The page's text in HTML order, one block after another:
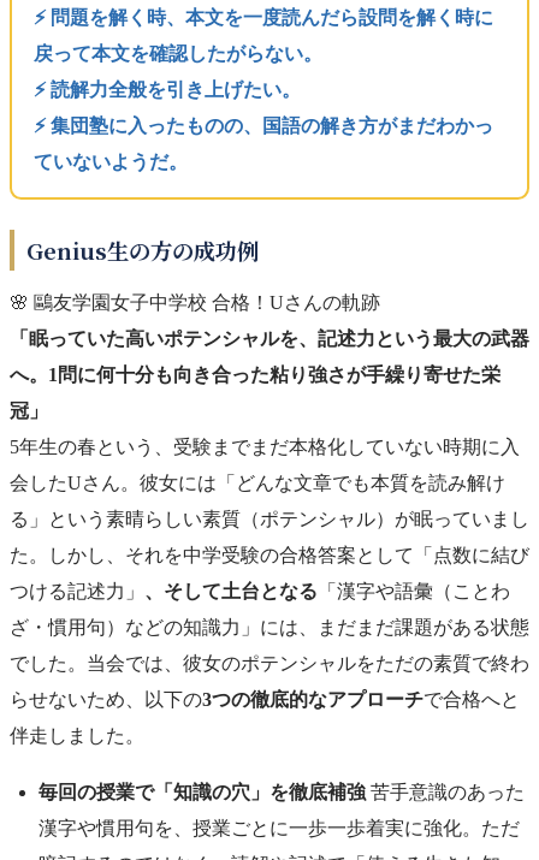
⚡️ 問題を解く時、本文を一度読んだら設問を解く時に
戻って本文を確認したがらない。
⚡️ 読解力全般を引き上げたい。
⚡️ 集団塾に入ったものの、国語の解き方がまだわかっ
ていないようだ。
Genius生の方の成功例
🌸 鷗友学園女子中学校 合格！Uさんの軌跡
「眠っていた高いポテンシャルを、記述力という最大の武器
へ。1問に何十分も向き合った粘り強さが手繰り寄せた栄
冠」
5年生の春という、受験までまだ本格化していない時期に入
会したUさん。彼女には「どんな文章でも本質を読み解け
る」という素晴らしい素質（ポテンシャル）が眠っていまし
た。しかし、それを中学受験の合格答案として「点数に結び
つける記述力」 、そして土台となる 「漢字や語彙（ことわ
ざ・慣用句）などの知識力」には、まだまだ課題がある状態
でした。当会では、彼女のポテンシャルをただの素質で終わ
らせないため、以下の3つの徹底的なアプローチで合格へと
伴走しました。
毎回の授業で「知識の穴」を徹底補強 苦手意識のあった
漢字や慣用句を、授業ごとに一歩一歩着実に強化。ただ